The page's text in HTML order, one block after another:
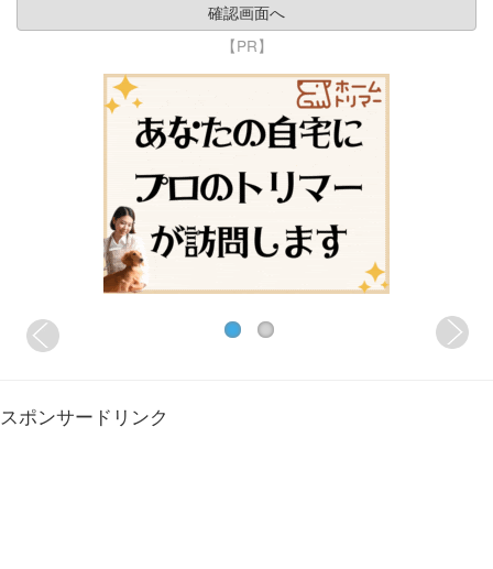
【PR】
スポンサードリンク